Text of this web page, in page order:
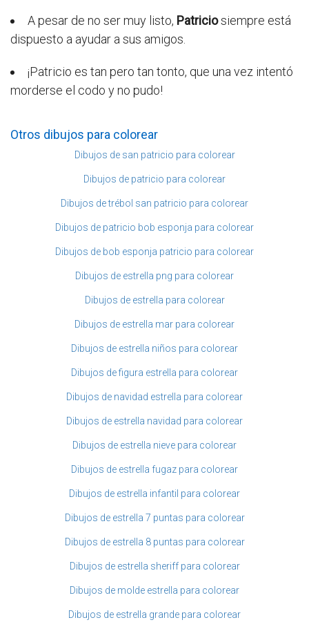
A pesar de no ser muy listo, Patriciosiempre está
dispuesto a ayudar a sus amigos.
¡Patricio es tan pero tan tonto, que una vez intentó
morderse el codo y no pudo!
Otros dibujos para colorear
Dibujos de san patricio para colorear
Dibujos de patricio para colorear
Dibujos de trébol san patricio para colorear
Dibujos de patricio bob esponja para colorear
Dibujos de bob esponja patricio para colorear
Dibujos de estrella png para colorear
Dibujos de estrella para colorear
Dibujos de estrella mar para colorear
Dibujos de estrella niños para colorear
Dibujos de figura estrella para colorear
Dibujos de navidad estrella para colorear
Dibujos de estrella navidad para colorear
Dibujos de estrella nieve para colorear
Dibujos de estrella fugaz para colorear
Dibujos de estrella infantil para colorear
Dibujos de estrella 7 puntas para colorear
Dibujos de estrella 8 puntas para colorear
Dibujos de estrella sheriff para colorear
Dibujos de molde estrella para colorear
Dibujos de estrella grande para colorear